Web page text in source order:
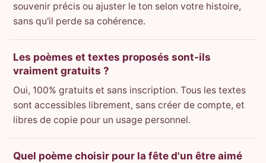
souvenir précis ou ajuster le ton selon votre histoire,
sans qu'il perde sa cohérence.
Les poèmes et textes proposés sont-ils
vraiment gratuits ?
Oui, 100% gratuits et sans inscription. Tous les textes
sont accessibles librement, sans créer de compte, et
libres de copie pour un usage personnel.
Quel poème choisir pour la fête d'un être aimé